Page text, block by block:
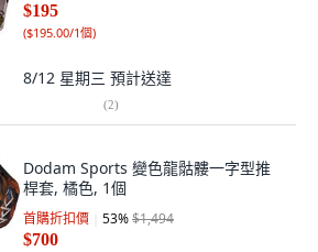
$195
($195.00/1個)
8/12 星期三 預計送達
(2)
Dodam Sports 變色龍骷髏一字型推
桿套, 橘色, 1個
首購折扣價 53%$1,494
$700